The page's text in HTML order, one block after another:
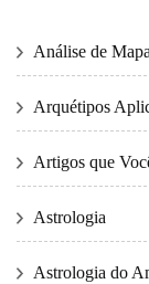
Análise de
Arquétipos
Artigos que
Astrologia
Astrologia do